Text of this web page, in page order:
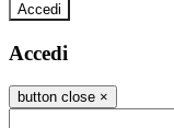
Accedi
Accedi
button close ×